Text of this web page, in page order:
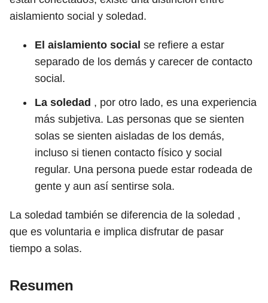
aislamiento social y soledad.
El aislamiento social se refiere a estar
separado de los demás y carecer de contacto
social.
La soledad , por otro lado, es una experiencia
más subjetiva. Las personas que se sienten
solas se sienten aisladas de los demás,
incluso si tienen contacto físico y social
regular. Una persona puede estar rodeada de
gente y aun así sentirse sola.
La soledad también se diferencia de la soledad ,
que es voluntaria e implica disfrutar de pasar
tiempo a solas.
Resumen